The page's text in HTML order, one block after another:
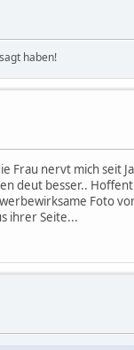
haben!
Frau nervt mich seit
deut besser..
Foto
ihrer Seite...